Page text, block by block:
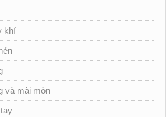
khí
và mài mòn